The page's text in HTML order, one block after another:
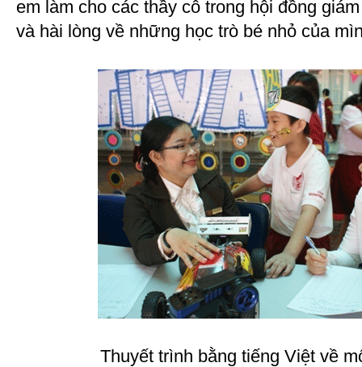
em làm cho các thầy cô trong hội đồng
và hài lòng về những học trò bé nhỏ của
Thuyết trình bằng tiếng Việt về